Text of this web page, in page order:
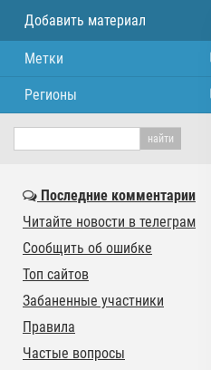
Добавить материал
Метки
Регионы
Последние комментарии
Читайте новости в телеграм
Сообщить об ошибке
Топ сайтов
Забаненные участники
Правила
Частые вопросы